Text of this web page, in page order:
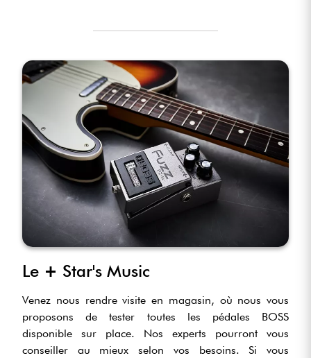
Le + Star's Music
Venez nous rendre visite en magasin, où nous vous
proposons de tester toutes les pédales BOSS
disponible sur place. Nos experts pourront vous
conseiller au mieux selon vos besoins. Si vous